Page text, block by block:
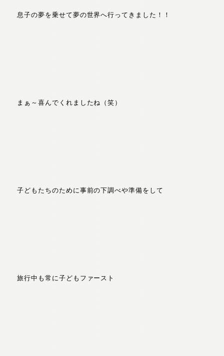
息子の夢を乗せて夢の世界へ行ってきました！！
まぁ～喜んでくれましたね（笑）
子どもたちのために事前の下調べや準備をして
旅行中も常に子どもファースト